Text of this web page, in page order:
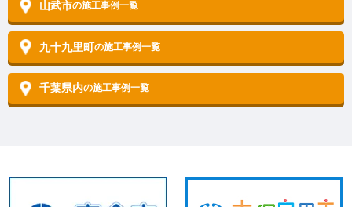
山武市の施工事例一覧
九十九里町の施工事例一覧
千葉県内の施工事例一覧